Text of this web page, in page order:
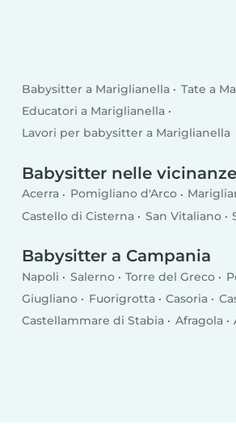
Babysitter a Mariglianella
Tate a
Educatori a Mariglianella
Lavori per babysitter a Mariglianella
Babysitter nelle vicinanze
Acerra Pomigliano d'Arco
Castello di Cisterna
San Vitaliano
Babysitter a Campania
Napoli Salerno Torre del Greco
Giugliano
Fuorigrotta Casoria
Castellammare di Stabia
Afragola